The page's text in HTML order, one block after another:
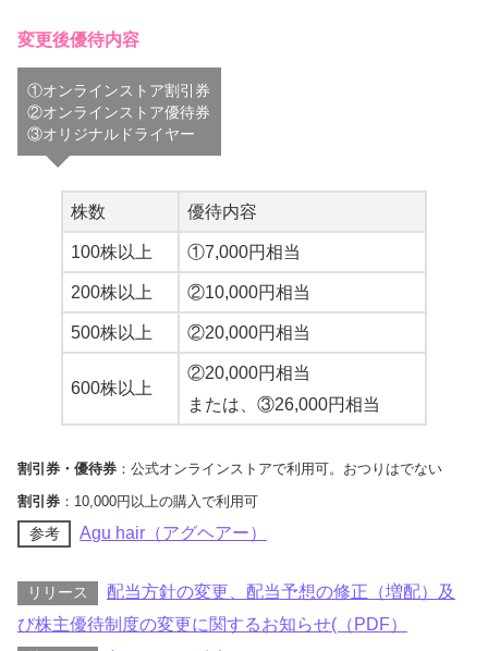
変更後優待内容
①オンラインストア割引券
②オンラインストア優待券
③オリジナルドライヤー
株数 優待内容
100株以上 ①7,000円相当
200株以上 ②10,000円相当
500株以上 ②20,000円相当
600株以上
②20,000円相当
または、③26,000円相当
割引券・優待券 ：公式オンラインストアで利用可。おつりはでない
割引券 ：10,000円以上の購入で利用可
参考 Agu hair（アグヘアー）
リリース
配当方針の変更、配当予想の修正（増配）及
び株主優待制度の変更に関するお知らせ(（PDF）